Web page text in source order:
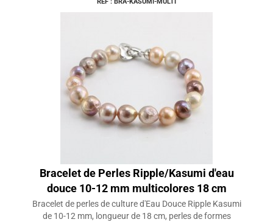
Bracelet de Perles Ripple/Kasumi d'eau
douce 10-12 mm multicolores 18 cm
Bracelet de perles de culture d'Eau Douce Ripple Kasumi
de 10-12 mm, longueur de 18 cm, perles de formes